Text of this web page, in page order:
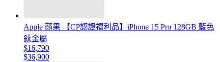
Apple 蘋果 【CP認證福利品】iPhone 15 Pro 128GB 藍色
鈦金屬
$16,790
$36,900